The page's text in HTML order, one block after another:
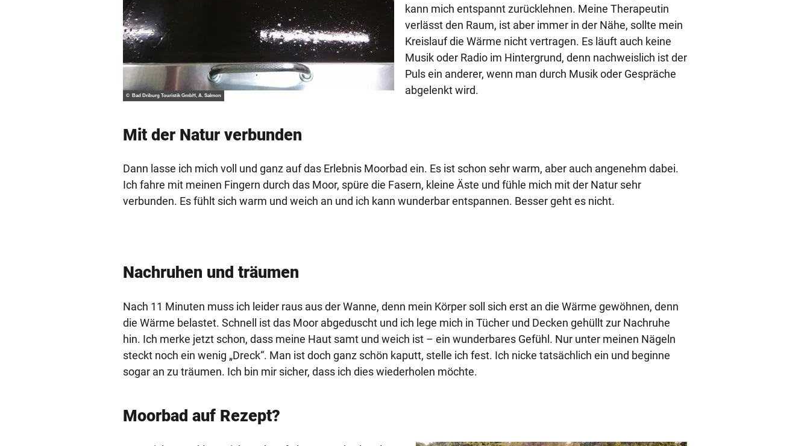
© Bad Driburg Touristik GmbH, A. Salmon
kann mich entspannt zurücklehnen. Meine Therapeutin
verlässt den Raum, ist aber immer in der Nähe, sollte mein
Kreislauf die Wärme nicht vertragen. Es läuft auch keine
Musik oder Radio im Hintergrund, denn nachweislich ist der
Puls ein anderer, wenn man durch Musik oder Gespräche
abgelenkt wird.
Mit der Natur verbunden
Dann lasse ich mich voll und ganz auf das Erlebnis Moorbad ein. Es ist schon sehr warm, aber auch angenehm dabei.
Ich fahre mit meinen Fingern durch das Moor, spüre die Fasern, kleine Äste und fühle mich mit der Natur sehr
verbunden. Es fühlt sich warm und weich an und ich kann wunderbar entspannen. Besser geht es nicht.
Nachruhen und träumen
Nach 11 Minuten muss ich leider raus aus der Wanne, denn mein Körper soll sich erst an die Wärme gewöhnen, denn
die Wärme belastet. Schnell ist das Moor abgeduscht und ich lege mich in Tücher und Decken gehüllt zur Nachruhe
hin. Ich merke jetzt schon, dass meine Haut samt und weich ist – ein wunderbares Gefühl. Nur unter meinen Nägeln
steckt noch ein wenig „Dreck“. Man ist doch ganz schön kaputt, stelle ich fest. Ich nicke tatsächlich ein und beginne
sogar an zu träumen. Ich bin mir sicher, dass ich dies wiederholen möchte.
Moorbad auf Rezept?